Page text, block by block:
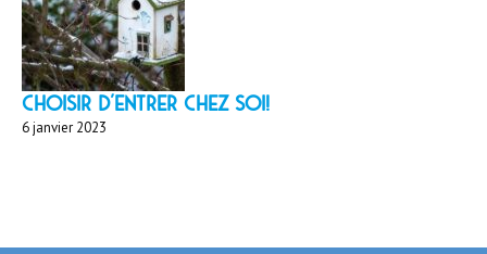
Choisir d'entrer chez soi!
6 janvier 2023